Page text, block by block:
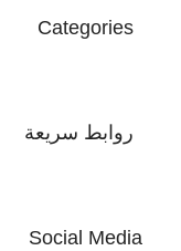
Categories
روابط سريعة
Social Media